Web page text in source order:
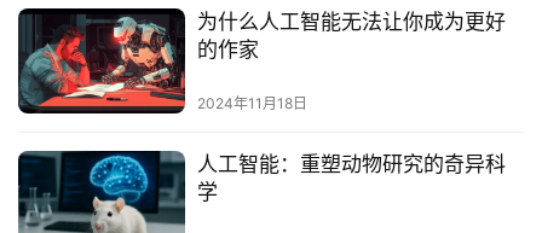
为什么人工智能无法让你成为更好
的作家
2024年11月18日
‌人工智能：重塑动物研究的奇异科
学‌